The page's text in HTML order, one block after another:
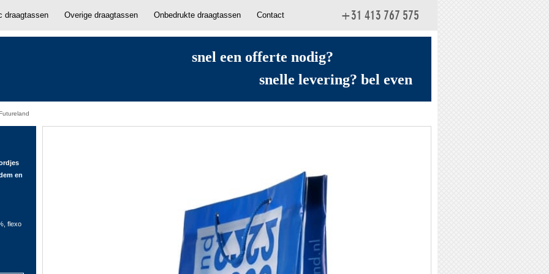
draagtassen Overige draagtassen Onbedrukte draagtassen Contact +31 413 767 575
snel een offerte nodig?
snelle levering? bel even
en
flexo